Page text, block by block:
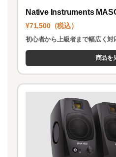
Native Instruments
¥71,500（税込）
初心者から上級者まで幅広く対
商品を